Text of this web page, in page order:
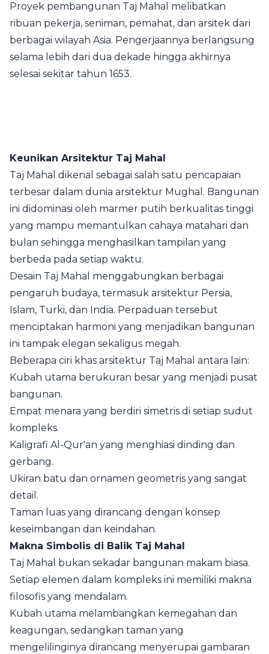
Proyek pembangunan Taj Mahal melibatkan
ribuan pekerja, seniman, pemahat, dan arsitek dari
berbagai wilayah Asia. Pengerjaannya berlangsung
selama lebih dari dua dekade hingga akhirnya
selesai sekitar tahun 1653.
Keunikan Arsitektur Taj Mahal
Taj Mahal dikenal sebagai salah satu pencapaian
terbesar dalam dunia arsitektur Mughal. Bangunan
ini didominasi oleh marmer putih berkualitas tinggi
yang mampu memantulkan cahaya matahari dan
bulan sehingga menghasilkan tampilan yang
berbeda pada setiap waktu.
Desain Taj Mahal menggabungkan berbagai
pengaruh budaya, termasuk arsitektur Persia,
Islam, Turki, dan India. Perpaduan tersebut
menciptakan harmoni yang menjadikan bangunan
ini tampak elegan sekaligus megah.
Beberapa ciri khas arsitektur Taj Mahal antara lain:
Kubah utama berukuran besar yang menjadi pusat
bangunan.
Empat menara yang berdiri simetris di setiap sudut
kompleks.
Kaligrafi Al-Qur'an yang menghiasi dinding dan
gerbang.
Ukiran batu dan ornamen geometris yang sangat
detail.
Taman luas yang dirancang dengan konsep
keseimbangan dan keindahan.
Makna Simbolis di Balik Taj Mahal
Taj Mahal bukan sekadar bangunan makam biasa.
Setiap elemen dalam kompleks ini memiliki makna
filosofis yang mendalam.
Kubah utama melambangkan kemegahan dan
keagungan, sedangkan taman yang
mengelilinginya dirancang menyerupai gambaran